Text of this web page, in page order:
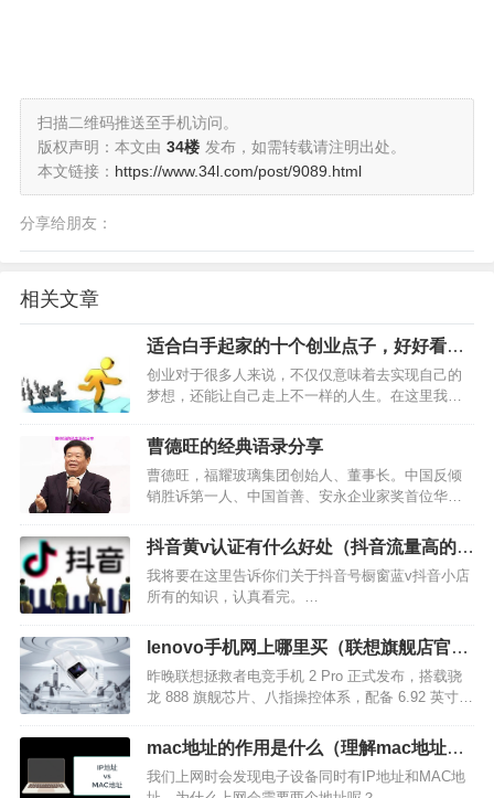
扫描二维码推送至手机访问。
版权声明：本文由 34楼 发布，如需转载请注明出处。
本文链接： https://www.34l.com/post/9089.html
分享给朋友：
相关文章
适合白手起家的十个创业点子，好好看下
吧
创业对于很多人来说，不仅仅意味着去实现自己的
梦想，还能让自己走上不一样的人生。在这里我给
曹德旺的经典语录分享
曹德旺，福耀玻璃集团创始人、董事长。中国反倾
销胜诉第一人、中国首善、安永企业家奖首位华人
车玻璃供应商。他是不行贿的企业家，自称“没送过
一盒月饼”，以人格做事；他是行善的佛教徒，从
1983年第一次…
抖音黄v认证有什么好处（抖音流量高的是
蓝v和黄v）
我将要在这里告诉你们关于抖音号橱窗蓝v抖音小店
所有的知识，认真看完。…
lenovo手机网上哪里买（联想旗舰店官网
商城）
昨晚联想拯救者电竞手机 2 Pro 正式发布，搭载骁
龙 888 旗舰芯片、八指操控体系，配备 6.92 英寸
5500mAh 容量电池，堪称 “堆料狂魔”，这款手机于
今日 10:00 正式开售…
mac地址的作用是什么（理解mac地址的
作用实验报告）
我们上网时会发现电子设备同时有IP地址和MAC地